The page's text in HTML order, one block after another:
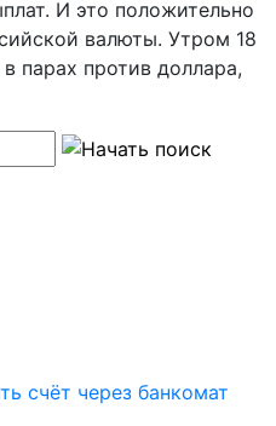
И это положительно
валюты. Утром 18
парах против доллара,
счёт через банкомат